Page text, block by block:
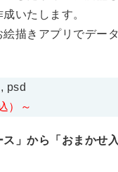
いたします。
描きアプリでデー
psd
）～
」から「おまかせ